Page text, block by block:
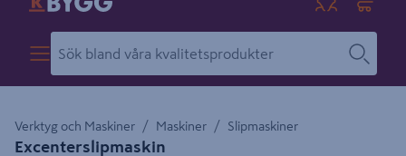
Verktyg och Maskiner Maskiner Slipmaskiner
Excenterslipmaskin